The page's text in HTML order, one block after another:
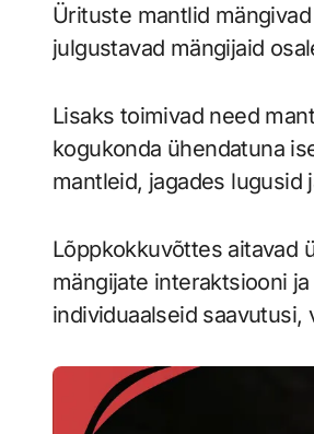
Ürituste mantlid
julgustavad mängijaid
Lisaks toimivad need
kogukonda ühendatuna
mantleid, jagades
Lõppkokkuvõttes aitavad
mängijate interaktsiooni
individuaalseid